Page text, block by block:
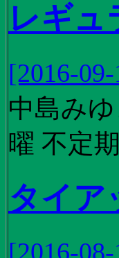
レギュ
[2016-
中島み
曜 不定
タイア
[2016-